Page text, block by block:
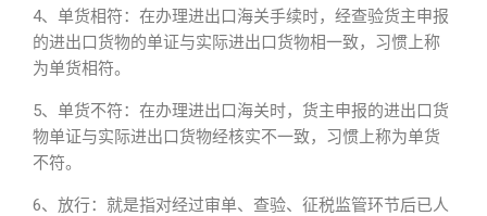
4、单货相符：在办理进出口海关手续时，经查验货主申报
的进出口货物的单证与实际进出口货物相一致，习惯上称
为单货相符。
5、单货不符：在办理进出口海关时，货主申报的进出口货
物单证与实际进出口货物经核实不一致，习惯上称为单货
不符。
6、放行：就是指对经过审单、查验、征税监管环节后已人